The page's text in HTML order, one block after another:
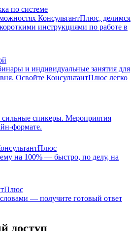
по системе
КонсультантПлюс, делимся
инструкциями по работе в
и индивидуальные занятия для
Освойте КонсультантПлюс легко
сильные спикеры. Мероприятия
формате.
на 100% — быстро, по делу, на
— получите готовый ответ
доступ